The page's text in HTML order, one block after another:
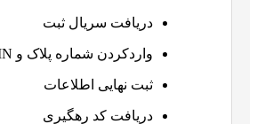
دریافت سریال ثبت
واردکردن شماره پلاک و VIN خودرو
ثبت نهایی اطلاعات
دریافت کد رهگیری